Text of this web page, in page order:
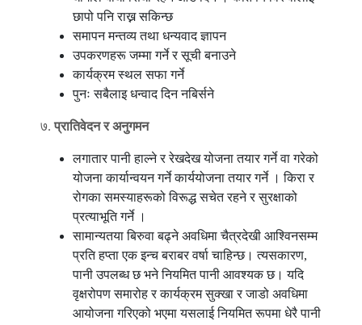
छापो पनि राख्न सकिन्छ
समापन मन्तव्य तथा धन्यवाद ज्ञापन
उपकरणहरू जम्मा गर्ने र सूची बनाउने
कार्यक्रम स्थल सफा गर्ने
पुनः सबैलाइ धन्वाद दिन नबिर्सने
७.प्रातिवेदन र अनुगमन
लगातार पानी हाल्ने र रेखदेख योजना तयार गर्ने वा गरेको
योजना कार्यान्वयन गर्ने कार्ययोजना तयार गर्ने । किरा र
रोगका समस्याहरूको विरूद्ध सचेत रहने र सुरक्षाको
प्रत्याभूति गर्ने ।
सामान्यतया बिरुवा बढ्ने अवधिमा चैत्रदेखी आश्विनसम्म
प्रति हप्ता एक इन्च बराबर वर्षा चाहिन्छ। त्यसकारण,
पानी उपलब्ध छ भने नियमित पानी आवश्यक छ। यदि
वृक्षरोपण समारोह र कार्यक्रम सुक्खा र जाडो अवधिमा
आयोजना गरिएको भएमा यसलाई नियमित रूपमा धेरै पानी